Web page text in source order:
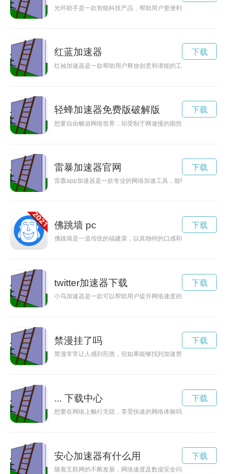
光环助手是一款智能科技产品，帮助用户更便利地管理日常生活
红蓝加速器
红袖加速器是一款帮助用户释放创意和潜能的工具，通过它，
下载
轻蜂加速器免费版破解版
想要自由畅游网络世界，却受制于网速慢的困扰？别担心，现
下载
雷暴加速器官网
雷轰app加速器是一款专业的网络加速工具，能够帮助用户解
下载
佛跳墙 pc
佛跳墙是一道传统的福建菜，以其独特的口感和美味而闻名。
下载
twitter加速器下载
小鸟加速器是一款可以帮助用户提升网络速度的工具软件，现
下载
禁漫挂了吗
禁漫常常让人感到煎熬，但如果能够找到加速禁漫的方法和措施
下载
... 下载中心
想要在网络上畅行无阻，享受快速的网络体验吗？点点加速器
下载
安心加速器有什么用
随着互联网的不断发展，网络速度及数据安全问题也日益受到
下载